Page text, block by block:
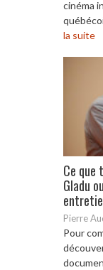
cinéma
la suite
Ce que
Gladu
Pierre
Pour